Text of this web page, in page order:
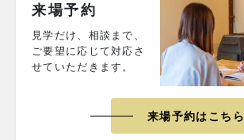
来場予約
見学だけ、相談まで、
ご要望に応じて対応さ
せていただきます。
来場予約はこちら